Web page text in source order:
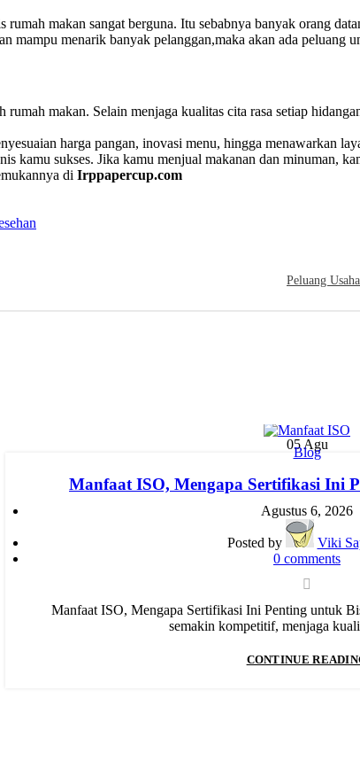
makan sangat berguna. Itu sebabnya banyak orang
mampu menarik banyak pelanggan,maka akan ada peluang
makan. Selain menjaga kualitas cita rasa setiap
harga pangan, inovasi menu, hingga menawarkan
kamu sukses. Jika kamu menjual makanan dan minuman,
di Irppapercup.com
Peluang
05Agu
Blog
Manfaat ISO, Mengapa Sertifikasi Ini
Agustus 6, 2026
Posted by
Viki
0 comments
Manfaat ISO, Mengapa Sertifikasi Ini Penting untuk
semakin kompetitif, menjaga
CONTINUE